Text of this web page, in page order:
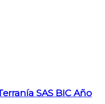
SAS BIC Año